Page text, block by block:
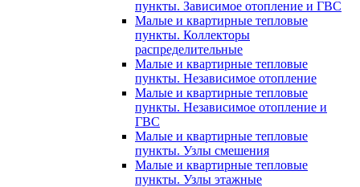
пункты. Зависимое отопление и ГВС
Малые и квартирные тепловые
пункты. Коллекторы
распределительные
Малые и квартирные тепловые
пункты. Независимое отопление
Малые и квартирные тепловые
пункты. Независимое отопление и
ГВС
Малые и квартирные тепловые
пункты. Узлы смешения
Малые и квартирные тепловые
пункты. Узлы этажные